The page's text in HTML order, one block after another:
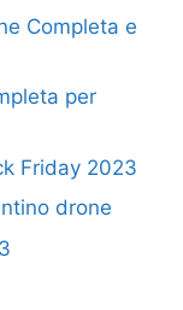
Completa e
per
Friday 2023
drone